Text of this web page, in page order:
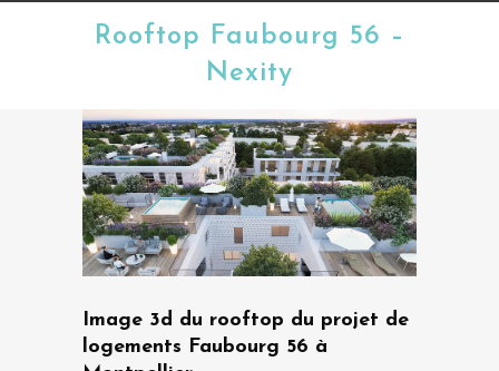
Rooftop Faubourg 56 –
Nexity
Image 3d du rooftop du projet de
logements Faubourg 56 à